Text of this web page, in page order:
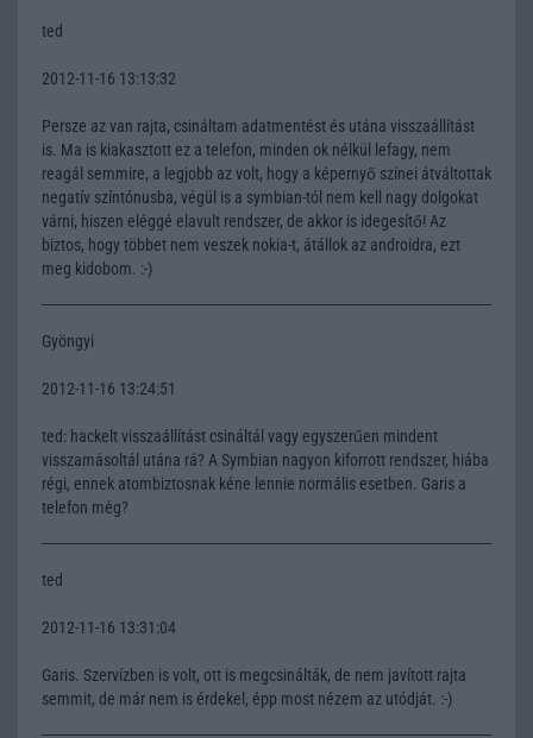
ted
2012-11-16 13:13:32
Persze az van rajta, csináltam adatmentést és utána visszaállítást
is. Ma is kiakasztott ez a telefon, minden ok nélkül lefagy, nem
reagál semmire, a legjobb az volt, hogy a képernyő színei átváltottak
negatív színtónusba, végül is a symbian-tól nem kell nagy dolgokat
várni, hiszen eléggé elavult rendszer, de akkor is idegesítő! Az
biztos, hogy többet nem veszek nokia-t, átállok az androidra, ezt
meg kidobom. :-)
Gyöngyi
2012-11-16 13:24:51
ted: hackelt visszaállítást csináltál vagy egyszerűen mindent
visszamásoltál utána rá? A Symbian nagyon kiforrott rendszer, hiába
régi, ennek atombiztosnak kéne lennie normális esetben. Garis a
telefon még?
ted
2012-11-16 13:31:04
Garis. Szervízben is volt, ott is megcsinálták, de nem javított rajta
semmit, de már nem is érdekel, épp most nézem az utódját. :-)